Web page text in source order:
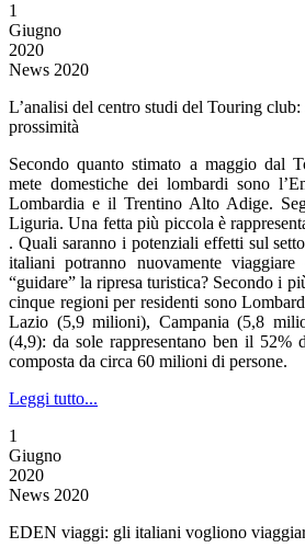
1
Giugno
2020
News 2020
L’analisi del centro studi del Touring club:
prossimità
Secondo quanto stimato a maggio dal
mete domestiche dei lombardi sono
Lombardia e il Trentino Alto Adige.
Liguria. Una fetta più piccola è
. Quali saranno i potenziali effetti sul
italiani potranno nuovamente
“guidare” la ripresa turistica? Secondo i
cinque regioni per residenti sono
Lazio (5,9 milioni), Campania (5,8
(4,9): da sole rappresentano ben il 52%
composta da circa 60 milioni di persone.
Leggi tutto...
1
Giugno
2020
News 2020
EDEN viaggi: gli italiani vogliono